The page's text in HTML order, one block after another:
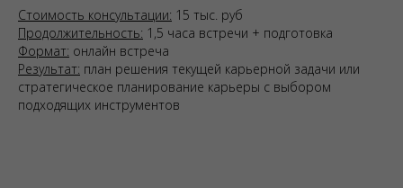
Стоимость консультации: 15 тыс. руб
Продолжительность: 1,5 часа встречи + подготовка
Формат: онлайн встреча
Результат: план решения текущей карьерной задачи или
стратегическое планирование карьеры с выбором
подходящих инструментов